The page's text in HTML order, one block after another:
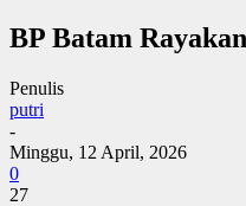
BP Batam
Penulis
putri
-
Minggu, 12 April, 2026
0
27